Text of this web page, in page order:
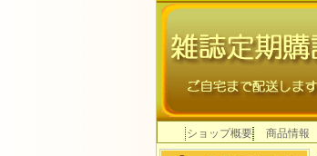
ショップ概要
商品情報